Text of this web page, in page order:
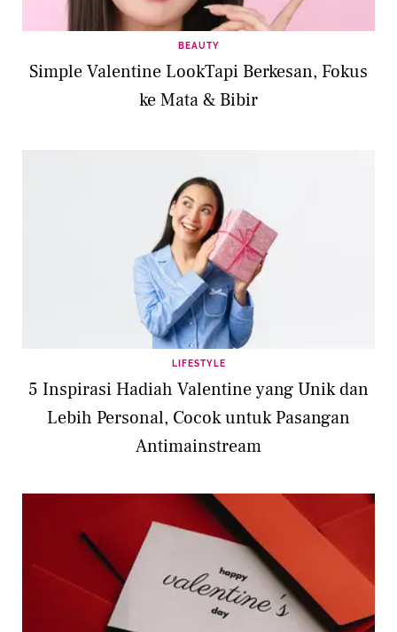
BEAUTY
Simple Valentine LookTapi Berkesan, Fokus
ke Mata & Bibir
LIFESTYLE
5 Inspirasi Hadiah Valentine yang Unik dan
Lebih Personal, Cocok untuk Pasangan
Antimainstream